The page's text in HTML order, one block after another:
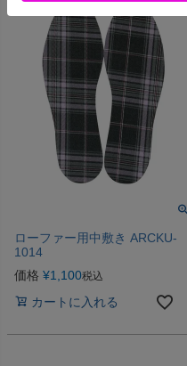
ローファー用中敷き ARCKU-
1014
価格 ¥1,100税込
カートに入れる